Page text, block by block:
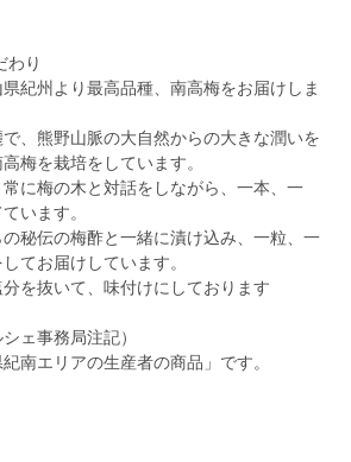
わり
紀州より最高品種、南高梅をお届けしま
、熊野山脈の大自然からの大きな潤いを
梅を栽培をしています。
に梅の木と対話をしながら、一本、一
います。
秘伝の梅酢と一緒に漬け込み、一粒、一
てお届けしています。
を抜いて、味付けにしております
ェ事務局注記）